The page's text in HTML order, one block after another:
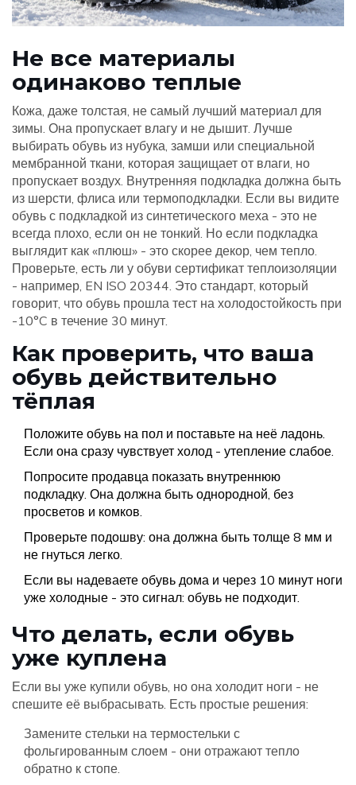
Не все материалы
одинаково теплые
Кожа, даже толстая, не самый лучший материал для
зимы. Она пропускает влагу и не дышит. Лучше
выбирать обувь из нубука, замши или специальной
мембранной ткани, которая защищает от влаги, но
пропускает воздух. Внутренняя подкладка должна быть
из шерсти, флиса или термоподкладки. Если вы видите
обувь с подкладкой из синтетического меха - это не
всегда плохо, если он не тонкий. Но если подкладка
выглядит как «плюш» - это скорее декор, чем тепло.
Проверьте, есть ли у обуви сертификат теплоизоляции
- например, EN ISO 20344. Это стандарт, который
говорит, что обувь прошла тест на холодостойкость при
-10°C в течение 30 минут.
Как проверить, что ваша
обувь действительно
тёплая
Положите обувь на пол и поставьте на неё ладонь.
Если она сразу чувствует холод - утепление слабое.
Попросите продавца показать внутреннюю
подкладку. Она должна быть однородной, без
просветов и комков.
Проверьте подошву: она должна быть толще 8 мм и
не гнуться легко.
Если вы надеваете обувь дома и через 10 минут ноги
уже холодные - это сигнал: обувь не подходит.
Что делать, если обувь
уже куплена
Если вы уже купили обувь, но она холодит ноги - не
спешите её выбрасывать. Есть простые решения:
Замените стельки на термостельки с
фольгированным слоем - они отражают тепло
обратно к стопе.